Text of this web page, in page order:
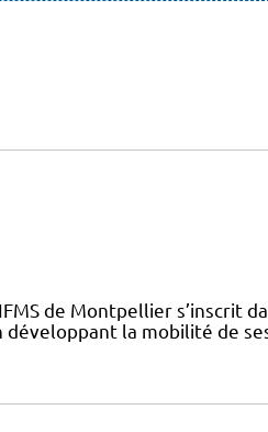
de Montpellier s’inscrit
la mobilité de